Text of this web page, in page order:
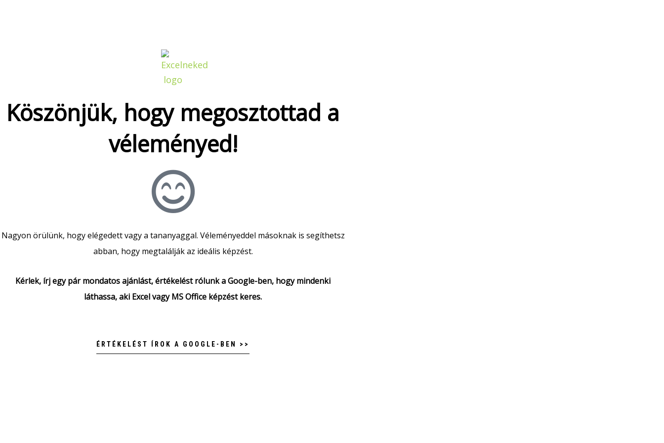
Köszönjük, hogy megosztottad a
véleményed!
Nagyon örülünk, hogy elégedett vagy a tananyaggal. Véleményeddel másoknak is segíthetsz
abban, hogy megtalálják az ideális képzést.
Kérlek, írj egy pár mondatos ajánlást, értékelést rólunk a Google-ben, hogy mindenki
láthassa, aki Excel vagy MS Office képzést keres.
ÉRTÉKELÉST ÍROK A GOOGLE-BEN >>